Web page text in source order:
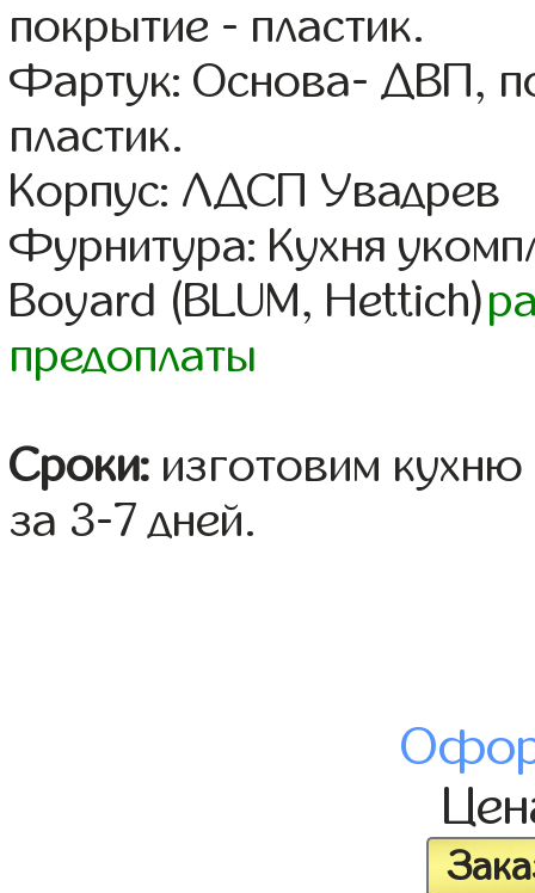
покрытие - пластик.
Фартук: Основа- ДВП,
пластик.
Корпус: ЛДСП Увадрев
Фурнитура: Кухня
Boyard (BLUM, Hettich)
предоплаты
Сроки: изготовим
за 3-7 дней.